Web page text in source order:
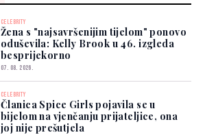
CELEBRITY
Žena s "najsavršenijim tijelom" ponovo
oduševila: Kelly Brook u 46. izgleda
besprijekorno
07. 08. 2026.
CELEBRITY
Članica Spice Girls pojavila se u
bijelom na vjenčanju prijateljice, ona
joj nije prešutjela